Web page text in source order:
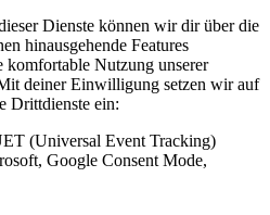
Dienste können wir dir über die
hinausgehende Features
komfortable Nutzung unserer
deiner Einwilligung setzen wir auf
Drittdienste ein:
(Universal Event Tracking)
Google Consent Mode,